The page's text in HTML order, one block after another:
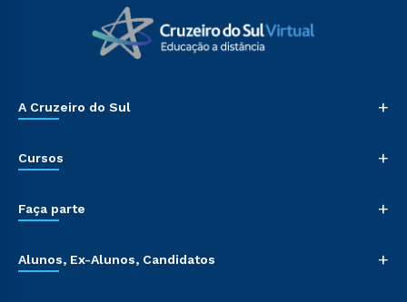
A Cruzeiro do Sul +
Cursos +
Faça parte +
Alunos, Ex-Alunos, Candidatos +